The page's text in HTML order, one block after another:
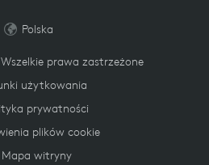
GWARANCJI
gwarancja na sprzęt
prawa zastrzeżone
użytkowania
prywatności
plików cookie
Mapa witryny
Polska